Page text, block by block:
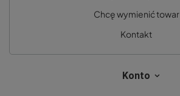
Chcę wymienić towar
Kontakt
Konto